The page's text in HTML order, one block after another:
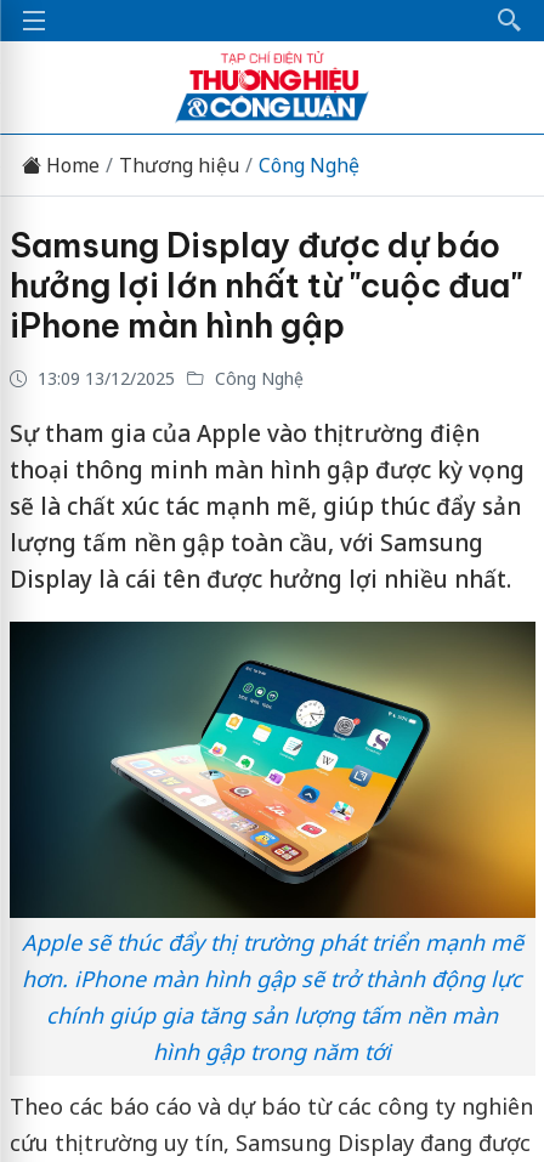
Home Thương hiệu Công Nghệ
Samsung Display được dự báo
hưởng lợi lớn nhất từ "cuộc đua"
iPhone màn hình gập
13:09 13/12/2025 Công Nghệ
Sự tham gia của Apple vào thị trường điện
thoại thông minh màn hình gập được kỳ vọng
sẽ là chất xúc tác mạnh mẽ, giúp thúc đẩy sản
lượng tấm nền gập toàn cầu, với Samsung
Display là cái tên được hưởng lợi nhiều nhất.
Apple sẽ thúc đẩy thị trường phát triển mạnh mẽ
hơn. iPhone màn hình gập sẽ trở thành động lực
chính giúp gia tăng sản lượng tấm nền màn
hình gập trong năm tới
Theo các báo cáo và dự báo từ các công ty nghiên
cứu thị trường uy tín, Samsung Display đang được